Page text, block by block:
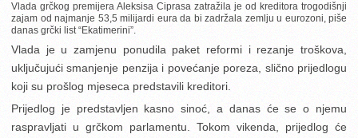
Vlada grčkog premijera Aleksisa Ciprasa zatražila je od kreditora trogodišnji
zajam od najmanje 53,5 milijardi eura da bi zadržala zemlju u eurozoni, piše
danas grčki list “Ekatimerini”.
Vlada je u zamjenu ponudila paket reformi i rezanje troškova,
uključujući smanjenje penzija i povećanje poreza, slično prijedlogu
koji su prošlog mjeseca predstavili kreditori.
Prijedlog je predstavljen kasno sinoć, a danas će se o njemu
raspravljati u grčkom parlamentu. Tokom vikenda, prijedlog će